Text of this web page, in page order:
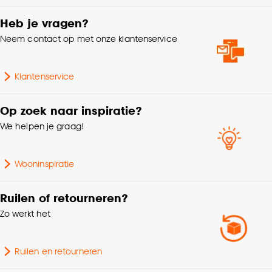
kan aanpassen, bekijk hiervoor onze
cookieverklaring
Type badkamer
Zeeppompen
Serie
Kleurtint
Heb je vragen?
Neem contact op met onze klantenservice
Klantenservice
Op zoek naar inspiratie?
We helpen je graag!
Wooninspiratie
Ruilen of retourneren?
Zo werkt het
Ruilen en retourneren